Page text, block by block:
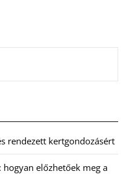
rendezett kertgondozásért
előzhetőek meg a